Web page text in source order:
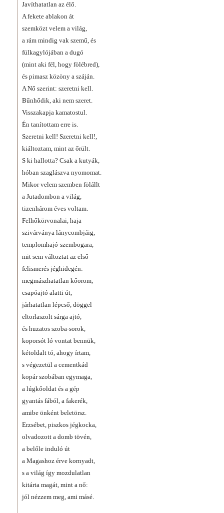
Javíthatatlan az élő.
A fekete ablakon át
szemközt velem a világ,
a rám mindig vak szemű, és
fülkagylójában a dugó
(mint aki fél, hogy fölébred),
és pimasz közöny a száján.
A Nő szerint: szeretni kell.
Bűnhődik, aki nem szeret.
Visszakapja kamatostul.
Én tanítottam erre is.
Szeretni kell! Szeretni kell!,
kiáltoztam, mint az őrült.
S ki hallotta? Csak a kutyák,
hóban szaglászva nyomomat.
Mikor velem szemben fölállt
a Jutadombon a világ,
tizenhárom éves voltam.
Felhőkörvonalai, haja
szivárványa lánycombjáig,
templomhajó-szembogara,
mit sem változtat az első
felismerés jéghidegén:
megmászhatatlan kőorom,
csapóajtó alatti út,
járhatatlan lépcső, döggel
eltorlaszolt sárga ajtó,
és huzatos szoba-sorok,
koporsót ló vontat bennük,
kétoldalt tó, ahogy írtam,
s végezetül a cementkád
kopár szobában egymaga,
a lúgkőoldat és a gép
gyantás fából, a fakerék,
amibe önként beletörsz.
Erzsébet, piszkos jégkocka,
olvadozott a domb tövén,
a belőle induló út
a Magashoz érve kornyadt,
s a világ így mozdulatlan
kitárta magát, mint a nő:
jól nézzem meg, ami másé.